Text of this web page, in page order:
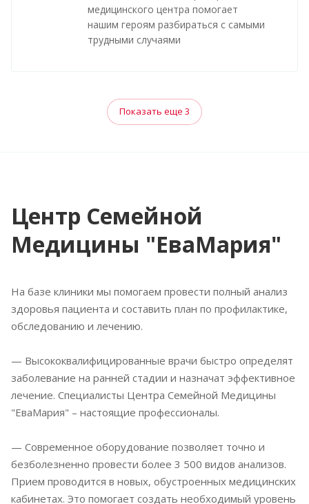
медицинского центра помогает
нашим героям разбираться с самыми
трудными случаями
Показать еще 3
Центр Семейной
Медицины "ЕваМария"
На базе клиники мы помогаем провести полный анализ
здоровья пациента и составить план по профилактике,
обследованию и лечению.
— Высококвалифицированные врачи быстро определят
заболевание на ранней стадии и назначат эффективное
лечение. Специалисты Центра Семейной Медицины
"ЕваМария" – настоящие профессионалы.
— Современное оборудование позволяет точно и
безболезненно провести более 3 500 видов анализов.
Прием проводится в новых, обустроенных медицинских
кабинетах. Это помогает создать необходимый уровень